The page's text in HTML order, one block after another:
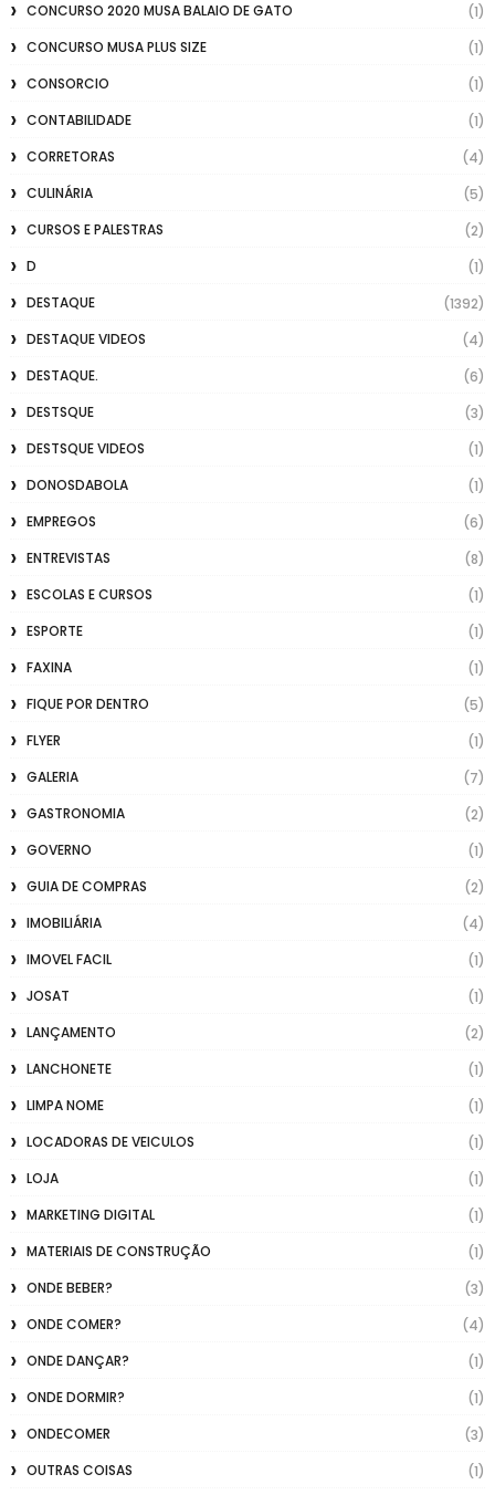
CONCURSO 2020 MUSA BALAIO DE GATO
(1)
CONCURSO MUSA PLUS SIZE
(1)
CONSORCIO
(1)
CONTABILIDADE
(1)
CORRETORAS
(4)
CULINÁRIA
(5)
CURSOS E PALESTRAS
(2)
D
(1)
DESTAQUE
(1392)
DESTAQUE VIDEOS
(4)
DESTAQUE.
(6)
DESTSQUE
(3)
DESTSQUE VIDEOS
(1)
DONOSDABOLA
(1)
EMPREGOS
(6)
ENTREVISTAS
(8)
ESCOLAS E CURSOS
(1)
ESPORTE
(1)
FAXINA
(1)
FIQUE POR DENTRO
(5)
FLYER
(1)
GALERIA
(7)
GASTRONOMIA
(2)
GOVERNO
(1)
GUIA DE COMPRAS
(2)
IMOBILIÁRIA
(4)
IMOVEL FACIL
(1)
JOSAT
(1)
LANÇAMENTO
(2)
LANCHONETE
(1)
LIMPA NOME
(1)
LOCADORAS DE VEICULOS
(1)
LOJA
(1)
MARKETING DIGITAL
(1)
MATERIAIS DE CONSTRUÇÃO
(1)
ONDE BEBER?
(3)
ONDE COMER?
(4)
ONDE DANÇAR?
(1)
ONDE DORMIR?
(1)
ONDECOMER
(3)
OUTRAS COISAS
(1)